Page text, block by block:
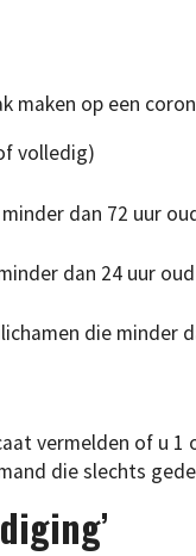
maken op een
volledig)
dan 72 uur
dan 24 uur
die minder
vermelden of u 1
die slechts